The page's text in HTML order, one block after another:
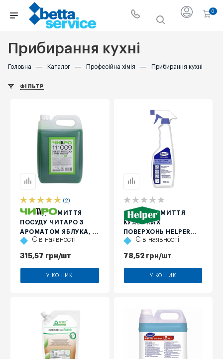
0
Прибирання кухні
Головна — Каталог — Професійна хімія — Прибирання кухні
ФІЛЬТР
(2)
ЗАСІБ ДЛЯ МИТТЯ
ПОСУДУ ЧИТАРО З
АРОМАТОМ ЯБЛУКА, 5
Л
Є в наявності
315,57 грн/шт
У КОШИК
ЗАСІБ ДЛЯ МИТТЯ
КУХОННИХ
ПОВЕРХОНЬ HELPER
PROFESSIONAL, 500
Є в наявності
78,52грн/шт
У КОШИК